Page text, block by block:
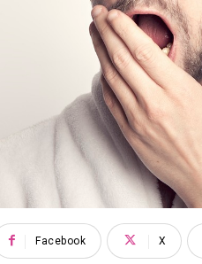
Facebook X